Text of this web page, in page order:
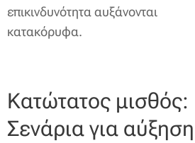
επικινδυνότητα αυξάνονται
κατακόρυφα.
Κατώτατος μισθός:
Σενάρια για αύξηση